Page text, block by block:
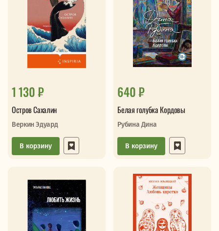
1 130 ₽
Остров Сахалин
Веркин Эдуард
В корзину
640 ₽
Белая голубка Кордовы
Рубина Дина
В корзину